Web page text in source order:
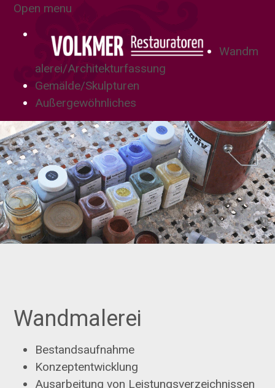
Open menu
Wandm
alerei/Architekturfassung
Gemälde/Skulpturen
Außergewöhnliches
Wandmalerei
Bestandsaufnahme
Konzeptentwicklung
Ausarbeitung von Leistungsverzeichnissen